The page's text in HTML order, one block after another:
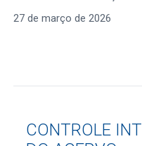
27 de março de 2026
CONTROLE